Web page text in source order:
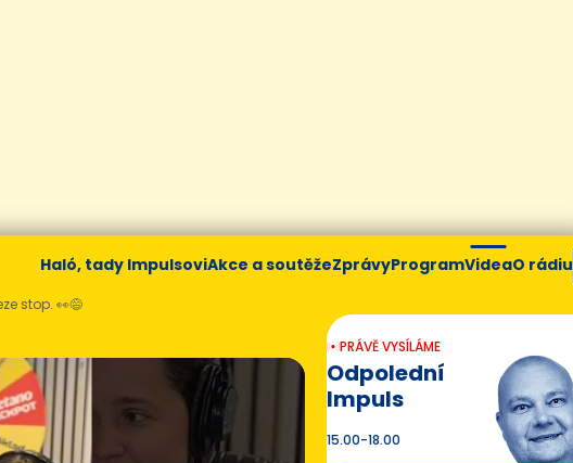
Haló, tady ImpulsoviAkce a soutěžeZprávyProgramVideaO rádiu
stop. 👀😅
PRÁVĚ VYSÍLÁME
Odpolední
Impuls
15.00-18.00